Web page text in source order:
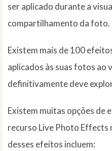
ser aplicado durante a
compartilhamento da foto.
Existem mais de 100
aplicados às suas fotos ao
definitivamente deve
Existem muitas opções de
recurso Live Photo Effects
desses efeitos incluem: